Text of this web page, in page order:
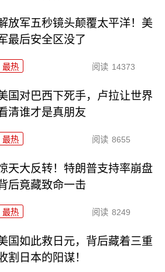
放军五秒镜头颠覆太平洋！美
最后安全区没了
最热 阅读 14373
国对巴西下死手，卢拉让世界
清谁才是真朋友
最热 阅读 8655
天大反转！特朗普支持率崩盘
后竟藏致命一击
最热 阅读 8249
国如此救日元，背后藏着三重
割日本的阳谋！